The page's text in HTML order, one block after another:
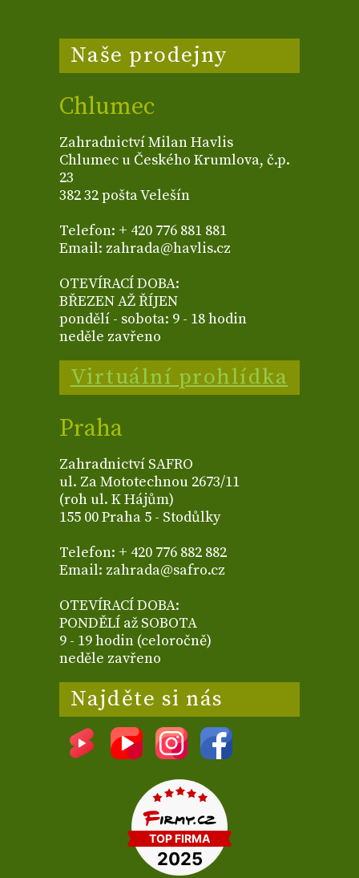
Naše prodejny
Chlumec
Zahradnictví Milan Havlis
Chlumec u Českého Krumlova, č.p.
23
382 32 pošta Velešín
Telefon: + 420 776 881 881
Email: zahrada@havlis.cz
OTEVÍRACÍ DOBA:
BŘEZEN AŽ ŘÍJEN
pondělí - sobota: 9 - 18 hodin
neděle zavřeno
Virtuální prohlídka
Praha
Zahradnictví SAFRO
ul. Za Mototechnou 2673/11
(roh ul. K Hájům)
155 00 Praha 5 - Stodůlky
Telefon: + 420 776 882 882
Email: zahrada@safro.cz
OTEVÍRACÍ DOBA:
PONDĚLÍ až SOBOTA
9 - 19 hodin (celoročně)
neděle zavřeno
Najděte si nás